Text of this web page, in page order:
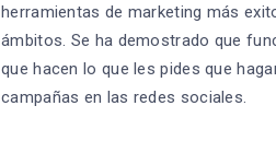
herramientas de marketing más
ámbitos. Se ha demostrado que
que hacen lo que les pides que
campañas en las redes sociales.